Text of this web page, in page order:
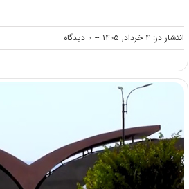
انتشار در: ۴ خرداد, ۱۴۰۵ -- ۰ دیدگاه
on
اعلام
پذیرش
۱۴۰۵